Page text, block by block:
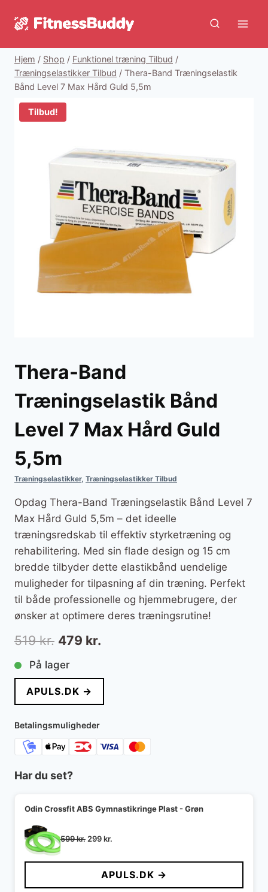
Hjem / Shop / Funktionel træning Tilbud /
Træningselastikker Tilbud / Thera-Band Træningselastik
Bånd Level 7 Max Hård Guld 5,5m
Tilbud!
Thera-Band
Træningselastik Bånd
Level 7 Max Hård Guld
5,5m
Træningselastikker, Træningselastikker Tilbud
Opdag Thera-Band Træningselastik Bånd Level 7
Max Hård Guld 5,5m – det ideelle
træningsredskab til effektiv styrketræning og
rehabilitering. Med sin flade design og 15 cm
bredde tilbyder dette elastikbånd uendelige
muligheder for tilpasning af din træning. Perfekt
til både professionelle og hjemmebrugere, der
ønsker at optimere deres træningsrutine!
519kr. Den
oprindelige
pris
var:
519 kr..
479 kr.
pris
er:
På lager
APULS.DK →
Betalingsmuligheder
Har du set?
Odin Crossfit ABS Gymnastikringe Plast - Grøn
599kr. Den
pris
599 kr..
299kr.
pris
er:
299 kr..
APULS.DK →